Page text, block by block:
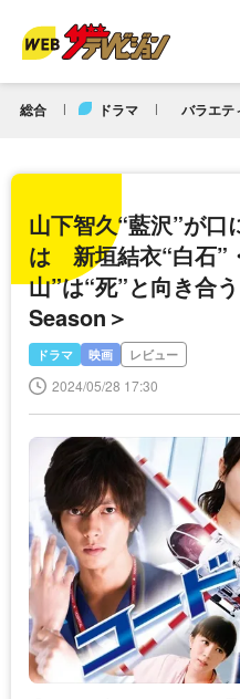
総合 ドラマ バラエテ
山下智久“藍沢”が口
は 新垣結衣“白石”
山”は“死”と向き合
Season＞
ドラマ 映画 レビュー
2024/05/28 17:30